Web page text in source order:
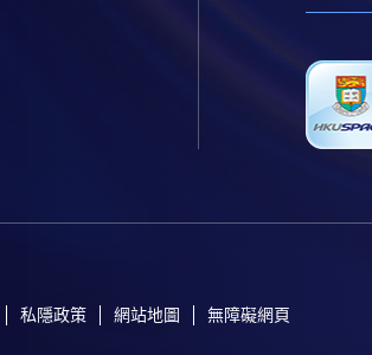
私隱政策 網站地圖 無障礙網頁